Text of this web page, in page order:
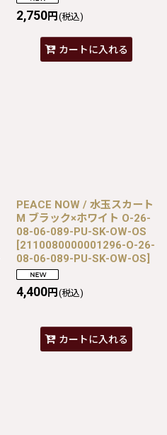
2,750円 (税込)
カートに入れる
PEACE NOW / 水玉スカート
M ブラック×ホワイト O-26-
08-06-089-PU-SK-OW-OS
[2110080000001296-O-26-
08-06-089-PU-SK-OW-OS]
4,400円 (税込)
カートに入れる